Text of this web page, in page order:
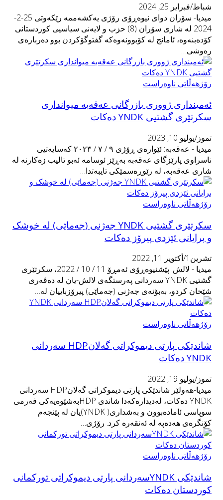
شباط/فبراير 25, 2024
میدیا- سۆران دوای نیوه‌ڕۆی رۆژی یه‌كشه‌ممه‌ رێكه‌وتی 25-2-
2024 له‌ شاری سۆران (8) حزب و لایه‌نی سیاسیی كوردستانی
کۆدەبنەوە، ئامانج لە کۆبوونەوەکە گفتوگۆکردن بوو ده‌رباره‌ی
رەوشی…
رۆژهەڵاتی ناوەراست
ئەمیندارى ژوورى بازرگانى عەقەبە میواندارى
سکرتێرى گشتیى YNDK دەکات
تموز/يوليو 10, 2023
میدیا - عەقەبە: ئێوارەى ڕۆژى ٩ / ٧ / ٢٠٢٣ کەسایەتیى
ناسراوى پارێزگاى عەقەبە بەڕێز ئوسامە ئەبو تالیب زەکارنە لە
شارى عەقەبە، لە رێوڕەسمێکى تایبەتدا…
رۆژهەڵاتی ناوەراست
سكرتێری گشتیی YNDK جەژنى (جەماێى) لە خوشک
و برایانى ئێزدى پیرۆز دەكات
تشرين1/أكتوير 11, 2022
میدیا - لالش: پێشنیوەڕۆی ئەمڕۆ 11 / 10 / 2022، سكرتێری
گشتیی YNDK سەردانی پەرستگەى لالش-یان لە دەڤەرى
شێخان كردو، بەبۆنەى جەژنى (جەماێى) پیرۆزباییان لە…
رۆژهەڵاتی ناوەراست
شاندێكی پارتى دیموکراتى گەلانHDP سه‌ردانی
YNDK دەكات
تموز/يوليو 19, 2022
میدیا-هه‌ولێر شاندێكی پارتى دیموکراتى گەلانHDP‌ سه‌ردانی
YNDK دەكات، لەدیدارەكەدا شاندی HDPبه‌شێوه‌یه‌كی فه‌رمی
سوپاسی ئاماده‌بوون و به‌شداری( YNDK)یان له‌ پێنجه‌م
كۆنگره‌ی هه‌ده‌په‌ له‌ ئه‌نقه‌ره‌ كرد. رۆژی…
رۆژهەڵاتی ناوەراست
شاندێكی YNDKسەردانی پارتی دیموكراتی توركمانی
كوردستان دەكات